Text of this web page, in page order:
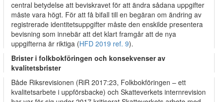
central betydelse att beviskravet för att ändra sådana uppgifter
måste vara högt. För att få bifall till en begäran om ändring av
registrerade identitetsuppgifter måste den enskilde presentera
bevisning som innebär att det klart framgår att de nya
uppgifterna är riktiga (HFD 2019 ref. 9).
Brister i folkbokföringen och konsekvenser av
kvalitetsbrister
Både Riksrevisionen (RiR 2017:23, Folkbokföringen – ett
kvalitetsarbete i uppförsbacke) och Skatteverkets internrevision